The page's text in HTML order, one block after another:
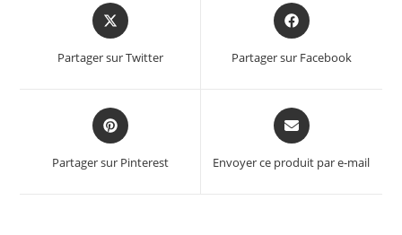
Opens
in
new
Partager sur Twitter
Opens
in
Partager sur Facebook
Opens
in
Partager sur Pinterest
Opens
in
new
Envoyer ce produit par e-mail